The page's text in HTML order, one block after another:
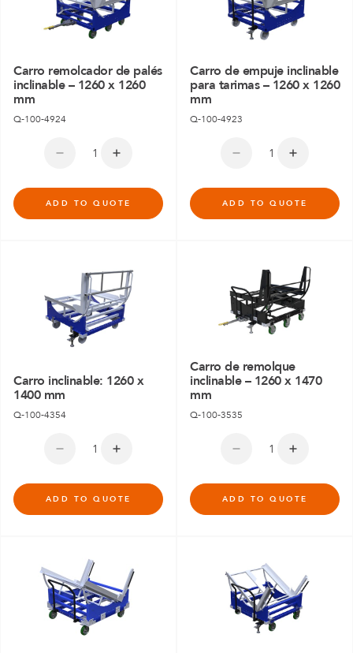
Carro remolcador de palés
inclinable – 1260 x 1260
mm
Q-100-4924
ADD TO QUOTE
Carro de empuje inclinable
para tarimas – 1260 x 1260
mm
Q-100-4923
ADD TO QUOTE
Carro inclinable: 1260 x
1400 mm
Q-100-4354
ADD TO QUOTE
Carro de remolque
inclinable – 1260 x 1470
mm
Q-100-3535
ADD TO QUOTE